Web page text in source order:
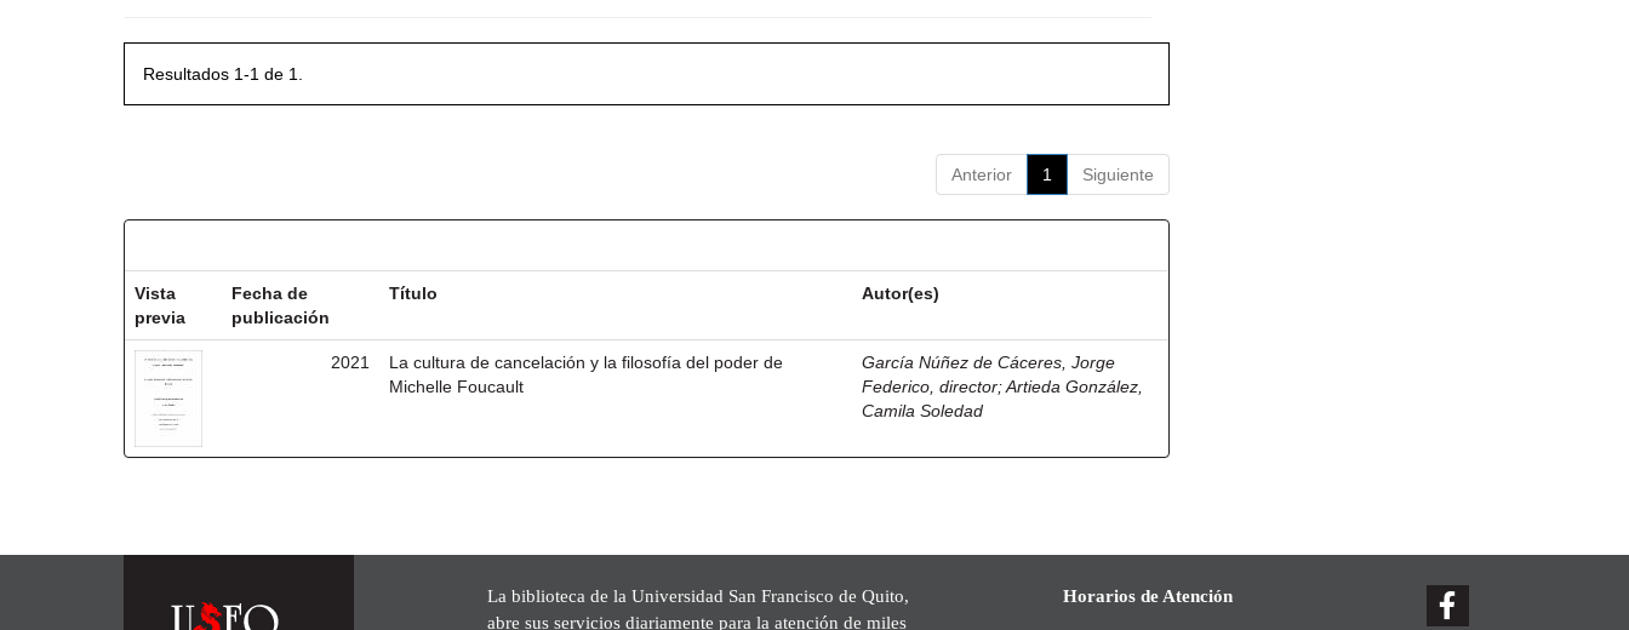
Resultados 1-1 de 1.
Anterior 1 Siguiente
Vista
previa
Fecha de
publicación
Título Autor(es)
2021
La cultura de cancelación y la filosofía del poder de
Michelle Foucault
García Núñez de Cáceres, Jorge
Federico, director;Artieda González,
Camila Soledad
La biblioteca de la Universidad San Francisco de Quito,
abre sus servicios diariamente para la atención de miles
Horarios de Atención